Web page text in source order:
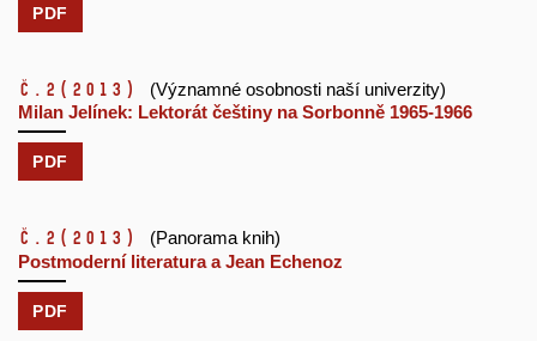
PDF
č.2 (2013)
(Významné osobnosti naší univerzity)
Milan Jelínek: Lektorát češtiny na Sorbonně 1965-1966
PDF
č.2 (2013)
(Panorama knih)
Postmoderní literatura a Jean Echenoz
PDF